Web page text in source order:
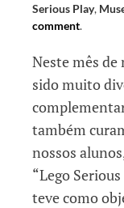
Serious Play,
comment.
Neste mês
sido muito
também
nossos
“Lego
teve como